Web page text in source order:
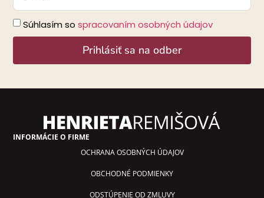
Súhlasím so spracovaním osobných údajov
Prihlásiť sa na odber
INFORMÁCIE O FIRME
OCHRANA OSOBNÝCH ÚDAJOV
OBCHODNÉ PODMIENKY
ODSTÚPENIE OD ZMLUVY